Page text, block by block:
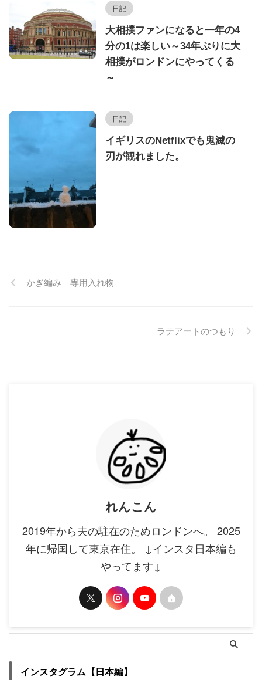
日記
大相撲ファンになると一年の4
分の1は楽しい～34年ぶりに大
相撲がロンドンにやってくる
～
日記
イギリスのNetflixでも鬼滅の
刃が観れました。
かぎ編み 専用入れ物
ラテアートのつもり
れんこん
2019年から夫の駐在のためロンドンへ。 2025
年に帰国して東京在住。 ↓インスタ日本編も
やってます↓
インスタグラム【日本編】